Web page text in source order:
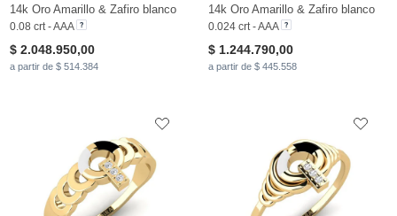
14k Oro Amarillo & Zafiro blanco
0.08 crt - AAA
$ 2.048.950,00
a partir de $ 514.384
14k Oro Amarillo & Zafiro blanco
0.024 crt - AAA
$ 1.244.790,00
a partir de $ 445.558